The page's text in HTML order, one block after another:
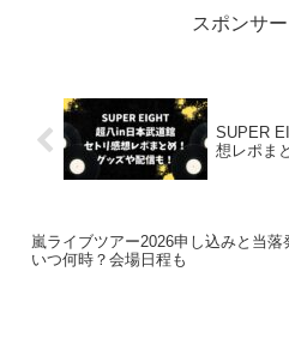
スポンサ
SUPER
想レポま
嵐ライブツアー2026申し込みと当落
いつ何時？会場日程も